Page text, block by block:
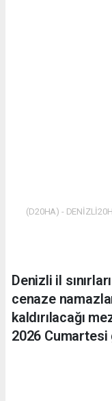
(D20HA) -
Denizli il
cenaze
kaldırılacağı
2026